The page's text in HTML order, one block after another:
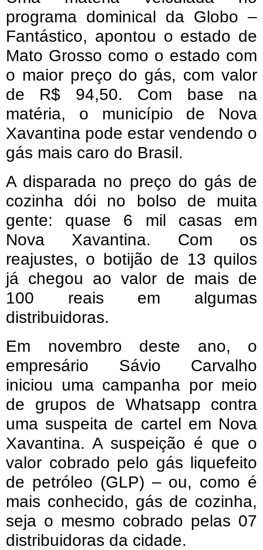
programa dominical da Globo –
Fantástico, apontou o estado de
Mato Grosso como o estado com
o maior preço do gás, com valor
de R$ 94,50. Com base na
matéria, o município de Nova
Xavantina pode estar vendendo o
gás mais caro do Brasil.
A disparada no preço do gás de
cozinha dói no bolso de muita
gente: quase 6 mil casas em
Nova Xavantina. Com os
reajustes, o botijão de 13 quilos
já chegou ao valor de mais de
100 reais em algumas
distribuidoras.
Em novembro deste ano, o
empresário Sávio Carvalho
iniciou uma campanha por meio
de grupos de Whatsapp contra
uma suspeita de cartel em Nova
Xavantina. A suspeição é que o
valor cobrado pelo gás liquefeito
de petróleo (GLP) – ou, como é
mais conhecido, gás de cozinha,
seja o mesmo cobrado pelas 07
distribuidoras da cidade.